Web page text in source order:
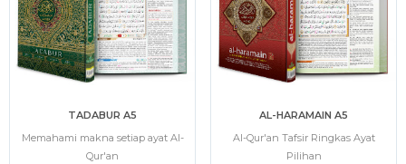
TADABUR A5
Memahami makna setiap ayat Al-
Qur'an
AL-HARAMAIN A5
Al-Qur'an Tafsir Ringkas Ayat
Pilihan